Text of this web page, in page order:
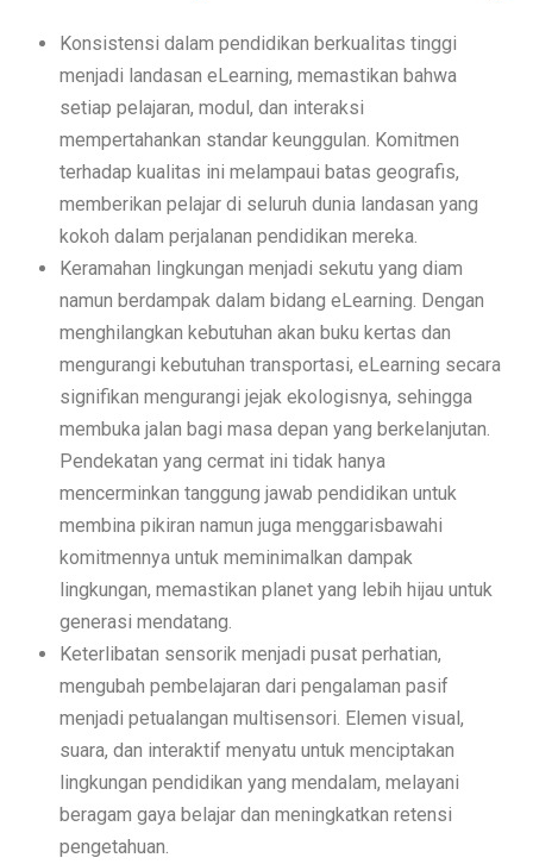
Konsistensi dalam pendidikan berkualitas tinggi
menjadi landasan eLearning, memastikan bahwa
setiap pelajaran, modul, dan interaksi
mempertahankan standar keunggulan. Komitmen
terhadap kualitas ini melampaui batas geografis,
memberikan pelajar di seluruh dunia landasan yang
kokoh dalam perjalanan pendidikan mereka.
Keramahan lingkungan menjadi sekutu yang diam
namun berdampak dalam bidang eLearning. Dengan
menghilangkan kebutuhan akan buku kertas dan
mengurangi kebutuhan transportasi, eLearning secara
signifikan mengurangi jejak ekologisnya, sehingga
membuka jalan bagi masa depan yang berkelanjutan.
Pendekatan yang cermat ini tidak hanya
mencerminkan tanggung jawab pendidikan untuk
membina pikiran namun juga menggarisbawahi
komitmennya untuk meminimalkan dampak
lingkungan, memastikan planet yang lebih hijau untuk
generasi mendatang.
Keterlibatan sensorik menjadi pusat perhatian,
mengubah pembelajaran dari pengalaman pasif
menjadi petualangan multisensori. Elemen visual,
suara, dan interaktif menyatu untuk menciptakan
lingkungan pendidikan yang mendalam, melayani
beragam gaya belajar dan meningkatkan retensi
pengetahuan.